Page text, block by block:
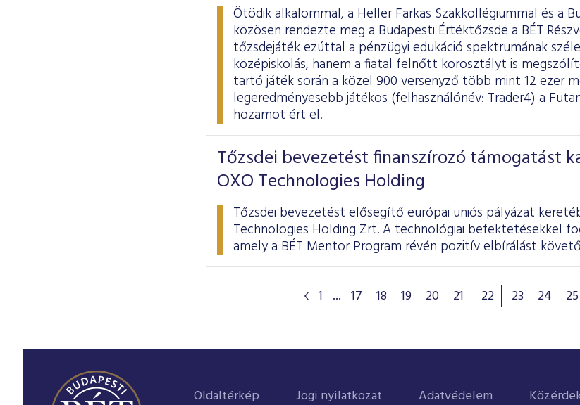
Ötödik alkalommal, a Heller Farkas Szakkollégiummal és a
közösen rendezte meg a Budapesti Értéktőzsde a BÉT
tőzsdejáték ezúttal a pénzügyi edukáció spektrumának
középiskolás, hanem a fiatal felnőtt korosztályt is
tartó játék során a közel 900 versenyző több mint 12 ezer
legeredményesebb játékos (felhasználónév: Trader4) a
hozamot ért el.
Tőzsdei bevezetést finanszírozó támogatást
OXO Technologies Holding
Tőzsdei bevezetést elősegítő európai uniós pályázat
Technologies Holding Zrt. A technológiai befektetésekkel
amely a BÉT Mentor Program révén pozitív elbírálást
1 ... 17 18 19 20 21 22 23 24 25
Oldaltérkép Jogi nyilatkozat Adatvédelem